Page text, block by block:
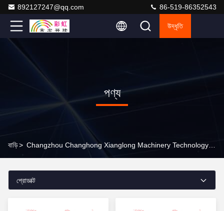
892127247@qq.com 86-519-86352543
উদ্ধৃতি
পণ্য
বাড়ি>
প্রোডাক্ট